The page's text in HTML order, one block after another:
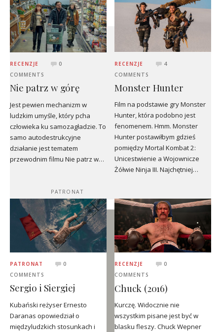
RECENZJE
0
COMMENTS
Nie patrz w górę
Jest pewien mechanizm w
ludzkim umyśle, który pcha
człowieka ku samozagładzie. To
samo autodestrukcyjne
działanie jest tematem
przewodnim filmu Nie patrz w…
RECENZJE
4
COMMENTS
Monster Hunter
Film na podstawie gry Monster
Hunter, która podobno jest
fenomenem. Hmm. Monster
Hunter postawiłbym gdzieś
pomiędzy Mortal Kombat 2:
Unicestwienie a Wojownicze
Żółwie Ninja III. Najchętniej…
PATRONAT
0
COMMENTS
Sergio i Siergiej
Kubański reżyser Ernesto
Daranas opowiedział o
międzyludzkich stosunkach i
RECENZJE
0
COMMENTS
Chuck (2016)
Kurczę. Widocznie nie
wszystkim pisane jest być w
blasku fleszy. Chuck Wepner
PATRONAT